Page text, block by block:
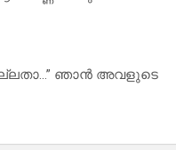
ഞാൻ അവളുടെ